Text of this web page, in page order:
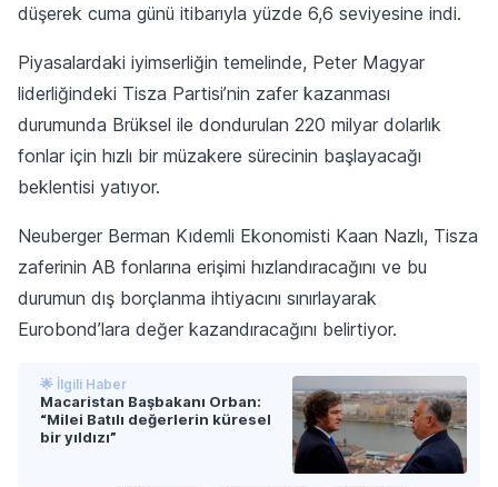
düşerek cuma günü itibarıyla yüzde 6,6 seviyesine indi.
Piyasalardaki iyimserliğin temelinde, Peter Magyar
liderliğindeki Tisza Partisi’nin zafer kazanması
durumunda Brüksel ile dondurulan 220 milyar dolarlık
fonlar için hızlı bir müzakere sürecinin başlayacağı
beklentisi yatıyor.
Neuberger Berman Kıdemli Ekonomisti Kaan Nazlı, Tisza
zaferinin AB fonlarına erişimi hızlandıracağını ve bu
durumun dış borçlanma ihtiyacını sınırlayarak
Eurobond’lara değer kazandıracağını belirtiyor.
🌟 İlgili Haber
Macaristan Başbakanı Orban:
“Milei Batılı değerlerin küresel
bir yıldızı”